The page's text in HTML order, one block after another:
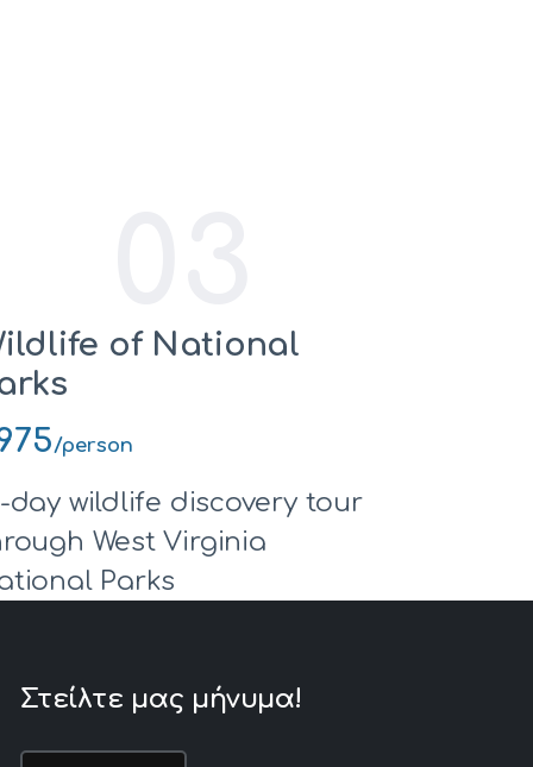
of National
/person
day wildlife discovery tour
West Virginia
Parks
Στείλτε μας μήνυμα!